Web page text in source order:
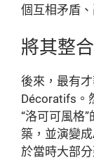
個互相矛盾
將其整
後來，最有
Décoratifs。
“洛可可風格
築，並演變
於當時大部